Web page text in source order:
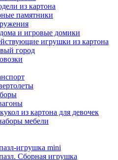
из картона
памятники
и игровые домики
игрушки из картона
город
из картона для девочек
мебели
игрушка mini
Сборная игрушка